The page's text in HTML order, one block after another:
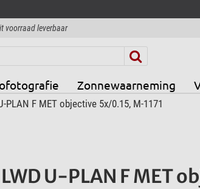
voorraad leverbaar
Zonnewaarneming
PLAN F MET objective 5x/0.15, M-1171
U-PLAN F MET